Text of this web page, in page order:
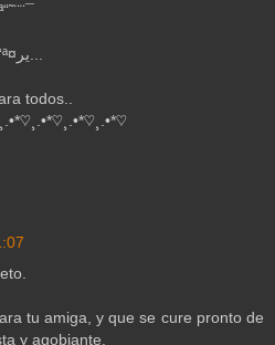
)¸.•’´¯) :-)....¤ª“˜¨¨¯¯¨¨˜“ª¤ير...
todos..
tu amiga, y que se cure pronto de
y agobiante.